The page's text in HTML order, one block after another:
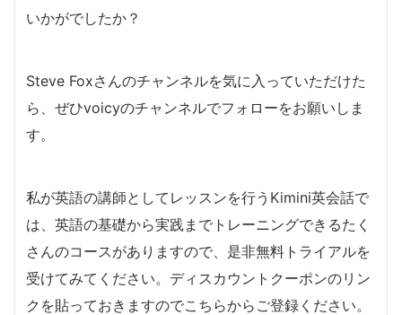
いかがでしたか？
Steve Foxさんのチャンネルを気に入っていただけた
ら、ぜひvoicyのチャンネルでフォローをお願いしま
す。
私が英語の講師としてレッスンを行うKimini英会話で
は、英語の基礎から実践までトレーニングできるたく
さんのコースがありますので、是非無料トライアルを
受けてみてください。ディスカウントクーポンのリン
クを貼っておきますのでこちらからご登録ください。